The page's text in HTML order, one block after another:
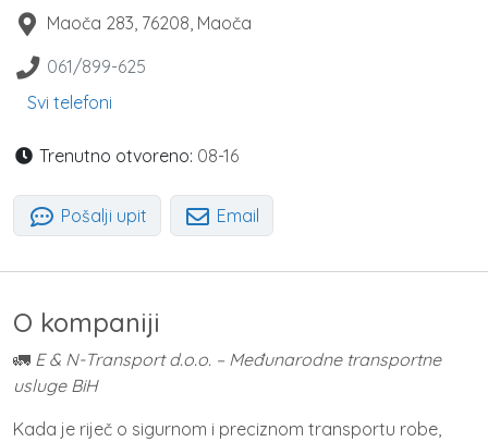
Maoča 283 76208 Maoča
061/899-625
Svi telefoni
Trenutno otvoreno: 08-16
Pošalji upit Email
O kompaniji
🚛 E & N-Transport d.o.o. – Međunarodne transportne
usluge BiH
Kada je riječ o sigurnom i preciznom transportu robe,